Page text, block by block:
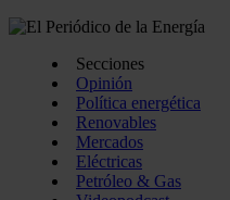
Secciones
Opinión
Política energética
Renovables
Mercados
Eléctricas
Petróleo & Gas